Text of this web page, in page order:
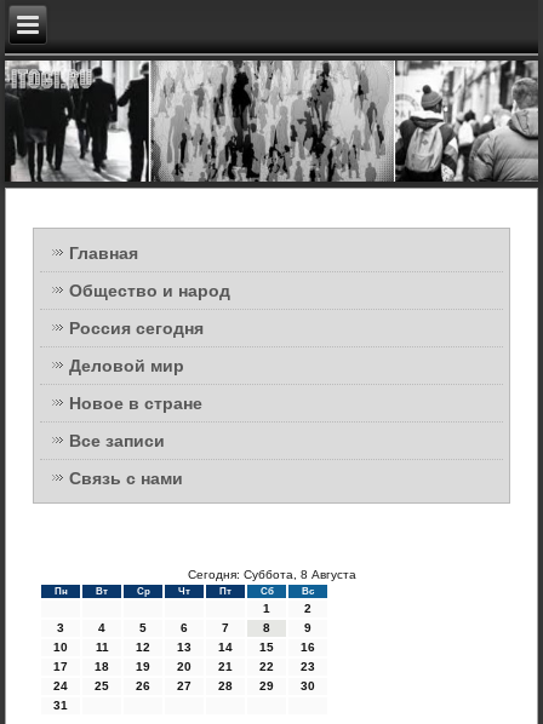
Главная
Общество и народ
Россия сегодня
Деловой мир
Новое в стране
Все записи
Связь с нами
Сегодня: Суббота, 8 Августа
Пн Вт Ср Чт Пт Сб Вс
1
2
3
4 5 6 7 8
9
10
11 12 13 14 15
16
17
18 19 20 21 22
23
24
25 26 27 28 29
30
31